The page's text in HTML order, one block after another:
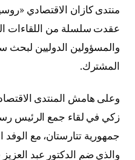
منتدى كازان الاقتصادي
عقدت سلسلة من اللقاءات
والمسؤولين الدوليين لبحث
المشترك.
وعلى هامش المنتدى
زكي في لقاء جمع الرئيس
جمهورية تتارستان، مع
والذي ضم الدكتور عبد العزيز